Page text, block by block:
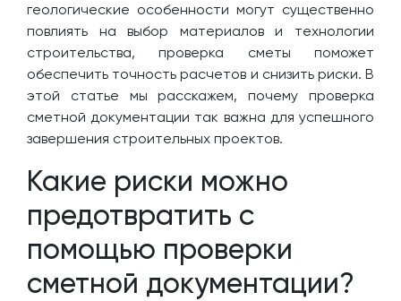
геологические особенности могут существенно
повлиять на выбор материалов и технологии
строительства, проверка сметы поможет
обеспечить точность расчетов и снизить риски. В
этой статье мы расскажем, почему проверка
сметной документации так важна для успешного
завершения строительных проектов.
Какие риски можно
предотвратить с
помощью проверки
сметной документации?